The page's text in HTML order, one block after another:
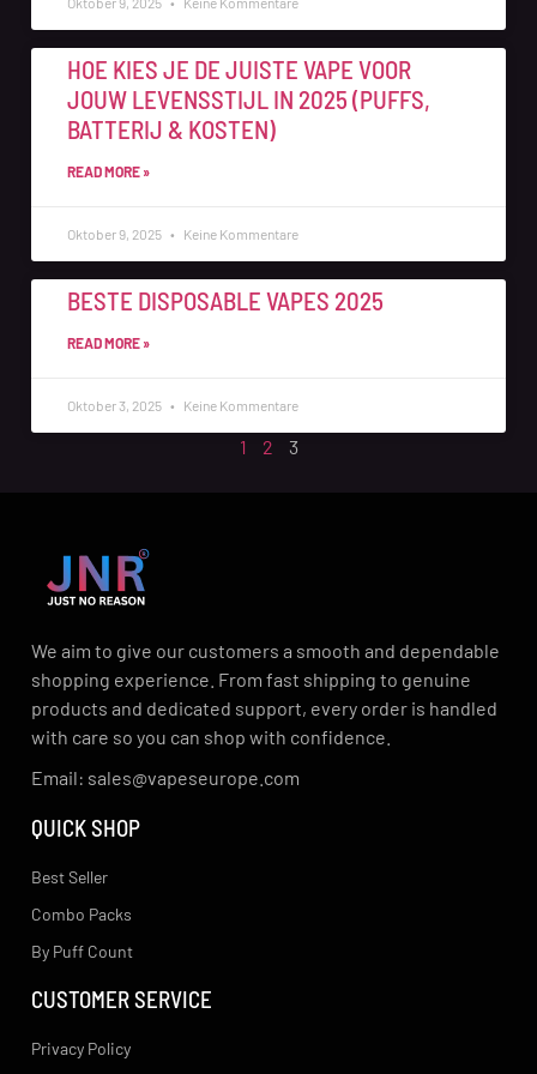
HOE KIES JE DE JUISTE VAPE VOOR
JOUW LEVENSSTIJL IN 2025 (PUFFS,
BATTERIJ & KOSTEN)
READ MORE »
Oktober 9, 2025 Keine Kommentare
BESTE DISPOSABLE VAPES 2025
READ MORE »
Oktober 3, 2025 Keine Kommentare
1 2 3
We aim to give our customers a smooth and dependable
shopping experience. From fast shipping to genuine
products and dedicated support, every order is handled
with care so you can shop with confidence.
Email: sales@vapeseurope.com
QUICK SHOP
Best Seller
Combo Packs
By Puff Count
CUSTOMER SERVICE
Privacy Policy